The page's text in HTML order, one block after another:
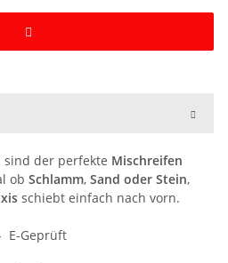
sind der perfekte Mischreifen
ob Schlamm, Sand oder Stein,
schiebt einfach nach vorn.
E-Geprüft